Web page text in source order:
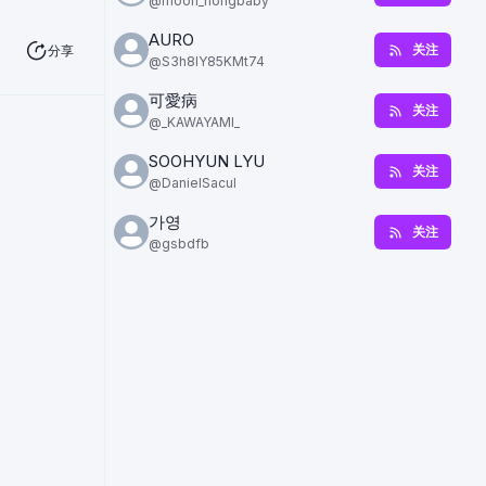
分享
AURO
@S3h8IY85KMt74
关注
可愛病
@ _KAWAYAMI_
关注
SOOHYUN LYU
@DanielSacul
关注
가영
@gsbdfb
关注